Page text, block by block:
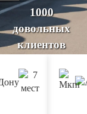
1000
довольных
клиентов